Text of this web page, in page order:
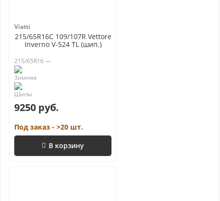
Viatti
215/65R16C 109/107R Vettore
Inverno V-524 TL (шип.)
215/65R16 —
9250 руб.
Под заказ - >20 шт.
В корзину